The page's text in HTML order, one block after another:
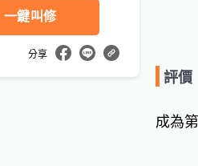
一鍵叫修
分享
評價
成為